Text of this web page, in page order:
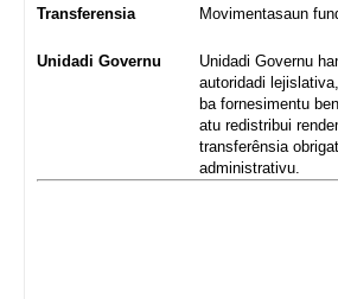
Transferensia
Movimentasaun
Unidadi Governu
Unidadi Governu
autoridadi
ba fornesimentu
atu redistribui
transferênsia
administrativu.